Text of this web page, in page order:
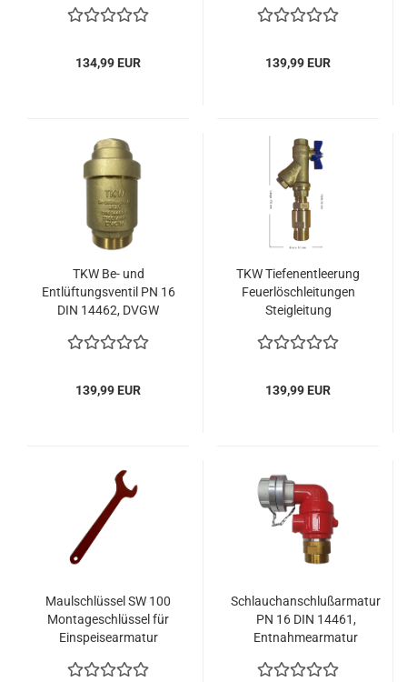
134,99 EUR 139,99 EUR
TKW Be- und
Entlüftungsventil PN 16
DIN 14462, DVGW
139,99 EUR
TKW Tiefenentleerung
Feuerlöschleitungen
Steigleitung
139,99 EUR
Maulschlüssel SW 100
Montageschlüssel für
Einspeisearmatur
Schlauchanschlußarmatur
PN 16 DIN 14461,
Entnahmearmatur
Löschwasserentnahme